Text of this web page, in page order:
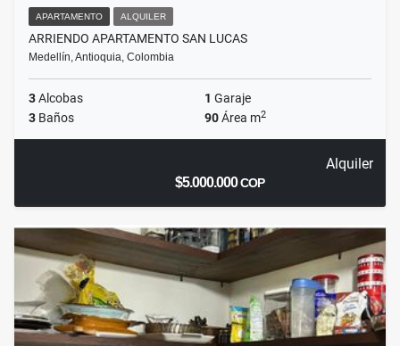
APARTAMENTO ALQUILER
ARRIENDO APARTAMENTO SAN LUCAS
Medellín, Antioquia, Colombia
3Alcobas 1 Garaje
3 Baños 90Área m2
Alquiler
$5.000.000COP